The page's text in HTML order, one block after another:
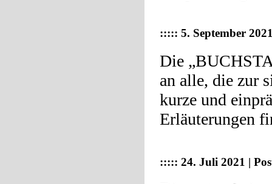
::::: 5. September
Die
an alle, die zur
kurze und
Erläuterungen
::::: 24. Juli 2021 |